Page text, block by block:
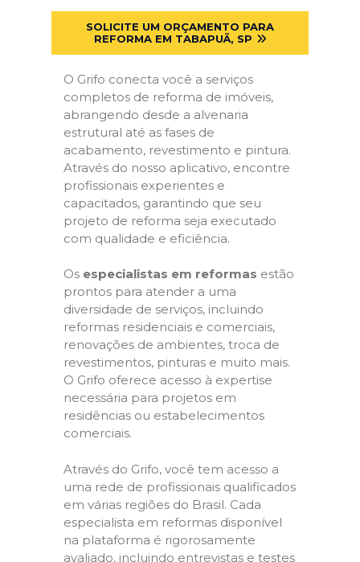
SOLICITE UM ORÇAMENTO PARA
REFORMA EM TABAPUÃ, SP
O Grifo conecta você a serviços
completos de reforma de imóveis,
abrangendo desde a alvenaria
estrutural até as fases de
acabamento, revestimento e pintura.
Através do nosso aplicativo, encontre
profissionais experientes e
capacitados, garantindo que seu
projeto de reforma seja executado
com qualidade e eficiência.
Os especialistas em reformas estão
prontos para atender a uma
diversidade de serviços, incluindo
reformas residenciais e comerciais,
renovações de ambientes, troca de
revestimentos, pinturas e muito mais.
O Grifo oferece acesso à expertise
necessária para projetos em
residências ou estabelecimentos
comerciais.
Através do Grifo, você tem acesso a
uma rede de profissionais qualificados
em várias regiões do Brasil. Cada
especialista em reformas disponível
na plataforma é rigorosamente
avaliado, incluindo entrevistas e testes